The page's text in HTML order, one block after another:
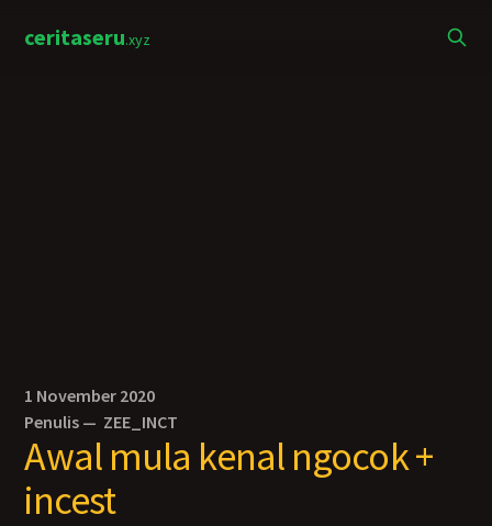
ceritaseru.xyz
1 November 2020
Penulis — ZEE_INCT
Awal mula kenal ngocok +
incest